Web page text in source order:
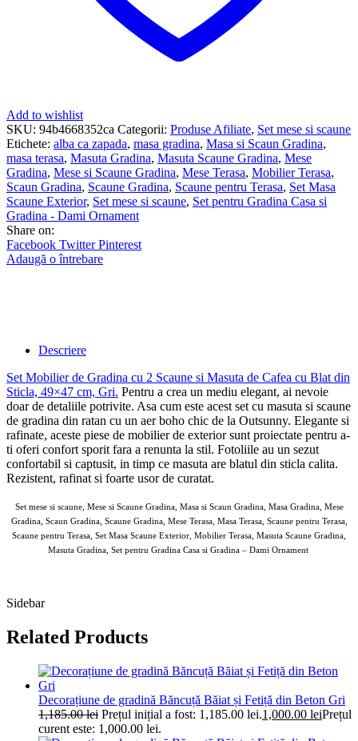
Add to wishlist
SKU: 94b4668352ca Categorii: Produse Afiliate, Set mese si scaune
Etichete: alba ca zapada, masa gradina, Masa si Scaun Gradina,
masa terasa, Masuta Gradina, Masuta Scaune Gradina, Mese
Gradina, Mese si Scaune Gradina, Mese Terasa, Mobilier Terasa,
Scaun Gradina, Scaune Gradina, Scaune pentru Terasa, Set Masa
Scaune Exterior, Set mese si scaune, Set pentru Gradina Casa si
Gradina - Dami Ornament
Share on:
Facebook Twitter Pinterest
Adaugă o întrebare
Descriere
Set Mobilier de Gradina cu 2 Scaune si Masuta de Cafea cu Blat din
Sticla, 49×47 cm, Gri. Pentru a crea un mediu elegant, ai nevoie
doar de detaliile potrivite. Asa cum este acest set cu masuta si scaune
de gradina din ratan cu un aer boho chic de la Outsunny. Elegante si
rafinate, aceste piese de mobilier de exterior sunt proiectate pentru a-
ti oferi confort sporit fara a renunta la stil. Fotoliile au un sezut
confortabil si captusit, in timp ce masuta are blatul din sticla calita.
Rezistent, rafinat si foarte usor de curatat.
Set mese si scaune, Mese si Scaune Gradina, Masa si Scaun Gradina, Masa Gradina, Mese
Gradina, Scaun Gradina, Scaune Gradina, Mese Terasa, Masa Terasa, Scaune pentru Terasa,
Scaune pentru Terasa, Set Masa Scaune Exterior, Mobilier Terasa, Masuta Scaune Gradina,
Masuta Gradina, Set pentru Gradina Casa si Gradina – Dami Ornament
Sidebar
Related Products
Decorațiune de gradină Băncuță Băiat și Fetiță din Beton Gri
1,185.00lei Prețul inițial a fost: 1,185.00 lei.1,000.00 leiPrețul
curent este: 1,000.00 lei.